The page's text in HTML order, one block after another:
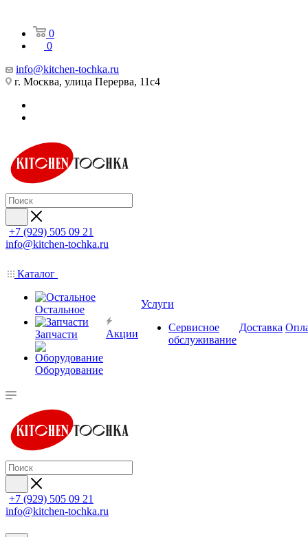
0
0
info@kitchen-tochka.ru
г. Москва, улица Перерва, 11с4
+7 (929) 505 09 21
info@kitchen-tochka.ru
Каталог
Остальное
Запчасти
Оборудование
Акции
Услуги
Сервисное
обслуживание
Доставка
+7 (929) 505 09 21
info@kitchen-tochka.ru